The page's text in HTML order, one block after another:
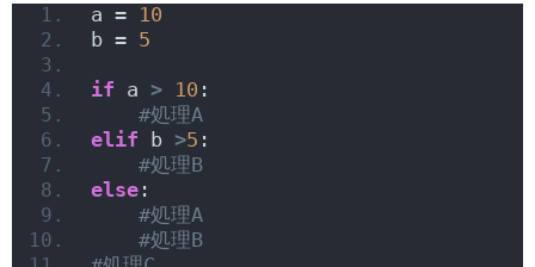
a = 10
b = 5
if a > 10 :
#処理A
elif b >5 :
#処理B
else :
#処理A
#処理B